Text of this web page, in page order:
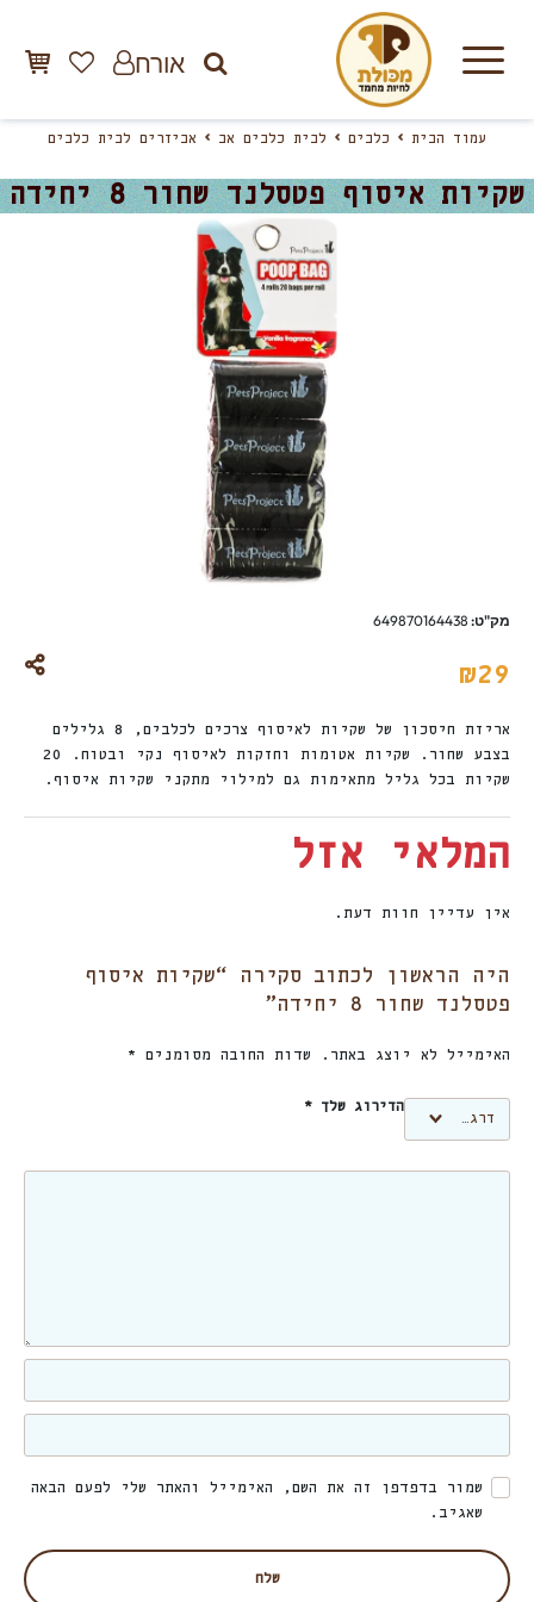
אורח
עמוד הבית כלבים לבית כלבים אב אביזרים לבית כלבים
שקיות איסוף פטסלנד שחור 8 יחידה
מק"ט: 649870164438
₪29
אריזת חיסכון של שקיות לאיסוף צרכים לכלבים, 8 גלילים
בצבע שחור. שקיות אטומות וחזקות לאיסוף נקי ובטוח. 20
שקיות בכל גליל מתאימות גם למילוי מתקני שקיות איסוף.
המלאי אזל
אין עדיין חוות דעת.
היה הראשון לכתוב סקירה “שקיות איסוף
פטסלנד שחור 8 יחידה”
האימייל לא יוצג באתר. שדות החובה מסומנים *
הדירוג שלך *
שמור בדפדפן זה את השם, האימייל והאתר שלי לפעם הבאה
שאגיב.